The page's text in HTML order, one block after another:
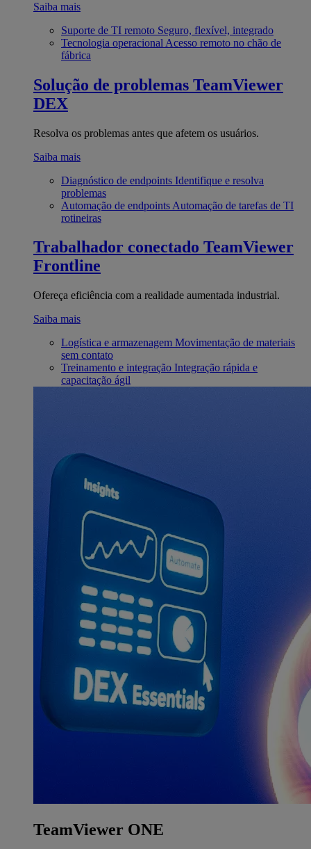
Saiba mais
Suporte de TI remoto Seguro, flexível, integrado
Tecnologia operacional Acesso remoto no chão de
fábrica
Solução de problemas TeamViewer
DEX
Resolva os problemas antes que afetem os usuários.
Saiba mais
Diagnóstico de endpoints Identifique e resolva
problemas
Automação de endpoints Automação de tarefas de TI
rotineiras
Trabalhador conectado TeamViewer
Frontline
Ofereça eficiência com a realidade aumentada industrial.
Saiba mais
Logística e armazenagem Movimentação de materiais
sem contato
Treinamento e integração Integração rápida e
capacitação ágil
TeamViewer ONE